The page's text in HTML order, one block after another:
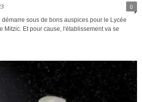
0
sous de bons auspices pour le Lycée
Mitzic. Et pour cause, l'établissement va se